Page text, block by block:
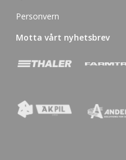
Personvern
Motta vårt nyhetsbrev